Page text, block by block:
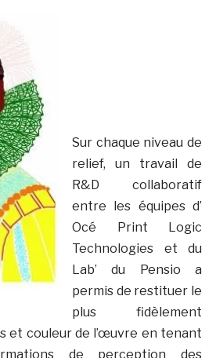
Sur chaque niveau de
relief, un travail de
R&D collaboratif
entre les équipes d’
Océ Print Logic
Technologies et du
Lab’ du Pensio a
permis de restituer le
plus fidèlement
et couleur de l’œuvre en tenant
de perception des